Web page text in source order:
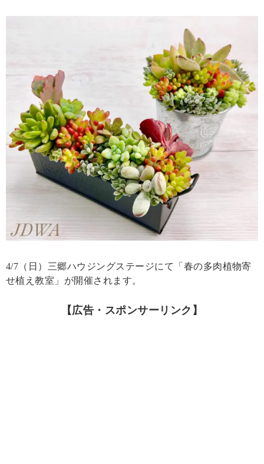
4/7（日）三郷ハウジングステージにて「春の多肉植物寄
せ植え教室」が開催されます。
【広告・スポンサーリンク】